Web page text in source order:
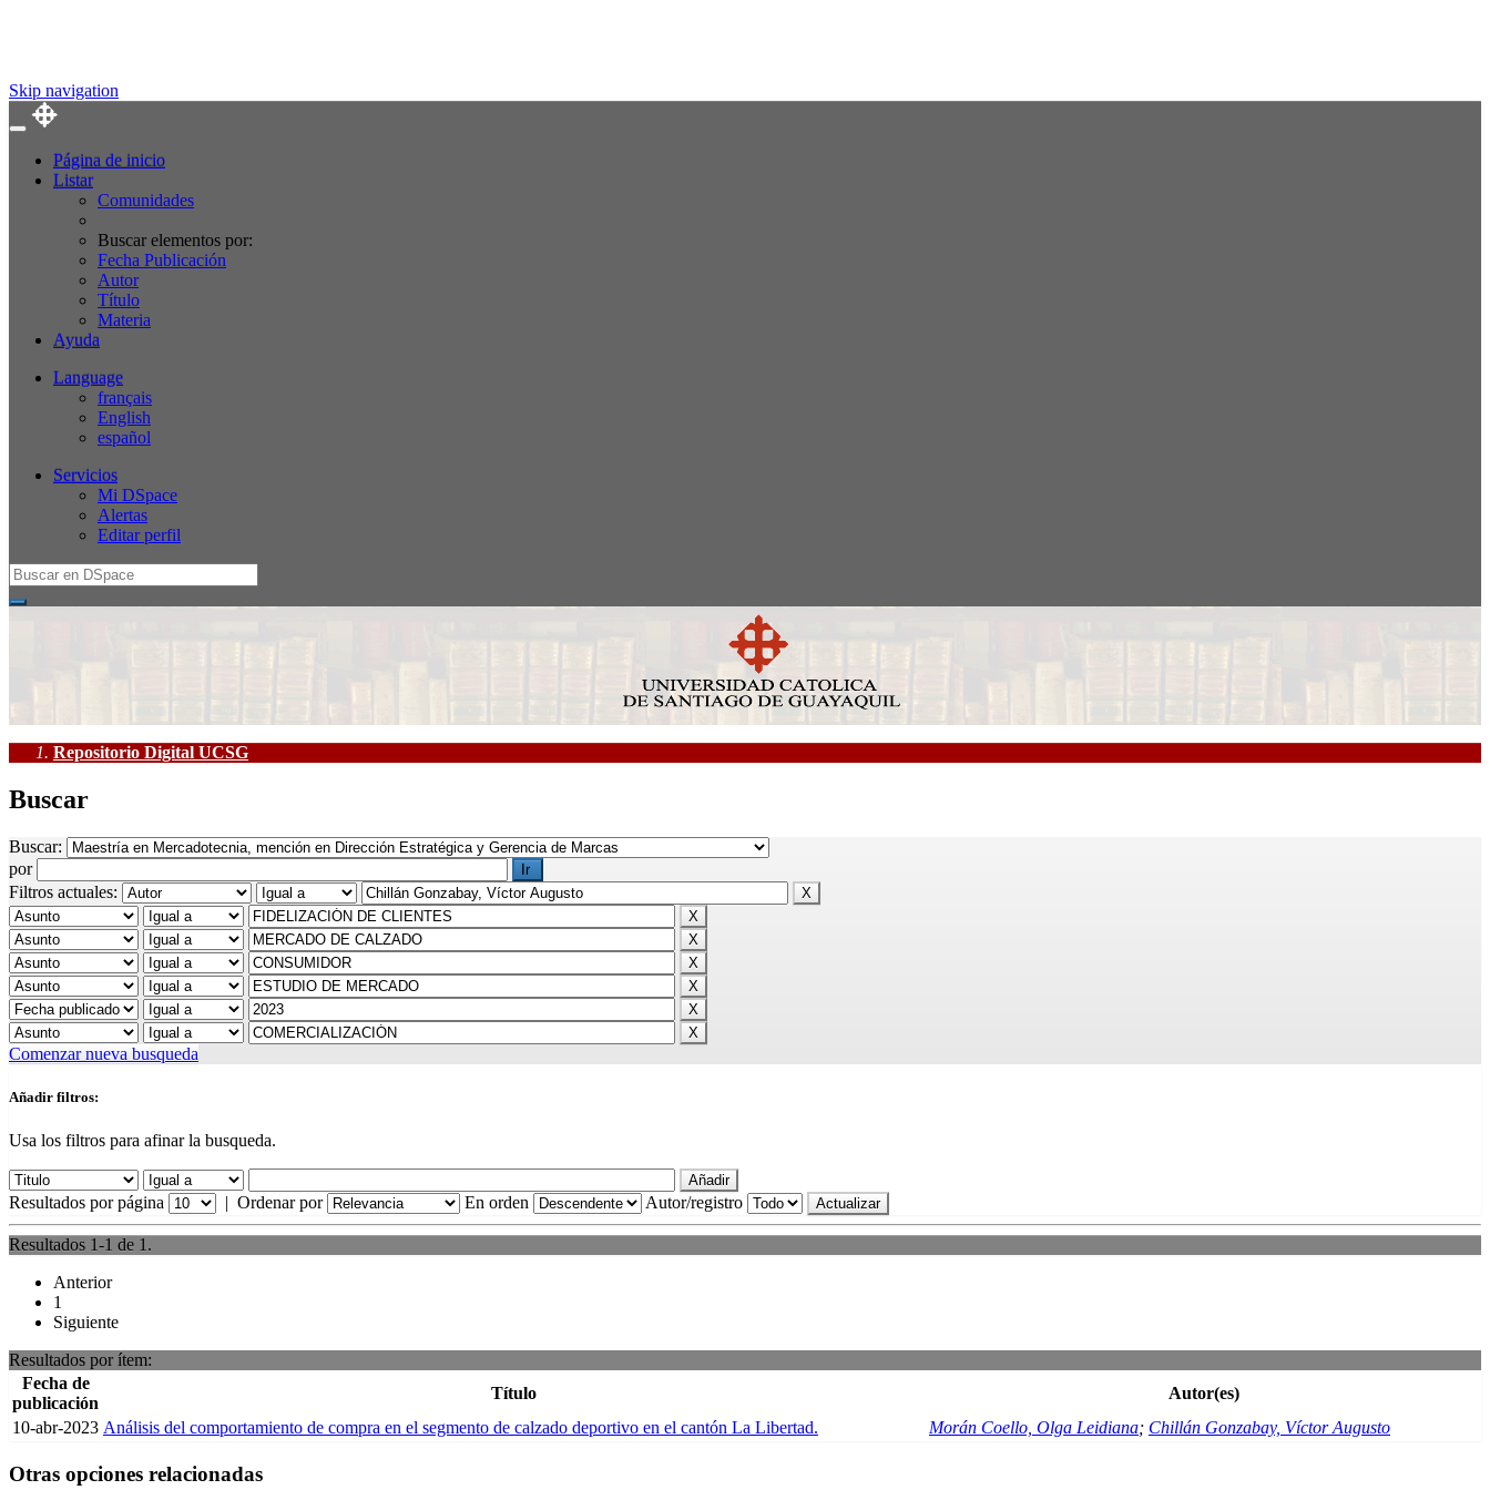
Skip navigation
Página de inicio
Listar
Comunidades
Buscar elementos por:
Fecha Publicación
Autor
Título
Materia
Ayuda
Language
français
English
español
Servicios
Mi DSpace
Alertas
Editar perfil
Repositorio Digital UCSG
Buscar
Buscar:
por
Filtros actuales:
Comenzar nueva busqueda
Añadir filtros:
Usa los filtros para afinar la busqueda.
Resultados por página | Ordenar por En orden Autor/registro
Resultados 1-1 de 1.
Anterior
1
Siguiente
Resultados por ítem:
Fecha de
publicación
Título
Autor(es)
10-abr-2023 Análisis del comportamiento de compra en el segmento de calzado deportivo en el cantón La Libertad. Morán Coello, Olga Leidiana; Chillán Gonzabay, Víctor Augusto
Otras opciones relacionadas